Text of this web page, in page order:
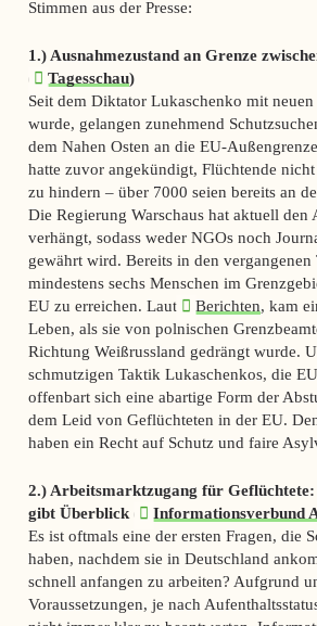
Stimmen aus der Presse:
1.) Ausnahmezustand an Grenze
(
Tagesschau)
Seit dem Diktator Lukaschenko mit
wurde, gelangen zunehmend
dem Nahen Osten an die EU-
hatte zuvor angekündigt, Flüchtende nicht
zu hindern – über 7000 seien bereits an
Die Regierung Warschaus hat aktuell den
verhängt, sodass weder NGOs noch
gewährt wird. Bereits in den vergangenen
mindestens sechs Menschen im
EU zu erreichen. Laut
Berichten, kam
Leben, als sie von polnischen
Richtung Weißrussland gedrängt wurde.
schmutzigen Taktik Lukaschenkos, die
offenbart sich eine abartige Form der
dem Leid von Geflüchteten in der EU.
haben ein Recht auf Schutz und faire
2.) Arbeitsmarktzugang für Geflüchtete:
gibt Überblick (
Informationsverbund
Es ist oftmals eine der ersten Fragen, die
haben, nachdem sie in Deutschland
schnell anfangen zu arbeiten? Aufgrund
Voraussetzungen, je nach